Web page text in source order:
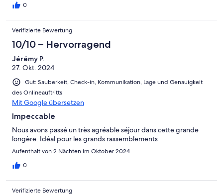
0
Verifizierte Bewertung
10/10 – Hervorragend
Jérémy P.
27. Okt. 2024
Gut: Sauberkeit, Check-in, Kommunikation, Lage und Genauigkeit
des Onlineauftritts
Mit Google übersetzen
Impeccable
Nous avons passé un très agréable séjour dans cette grande
longère. Idéal pour les grands rassemblements
Aufenthalt von 2 Nächten im Oktober 2024
0
Verifizierte Bewertung